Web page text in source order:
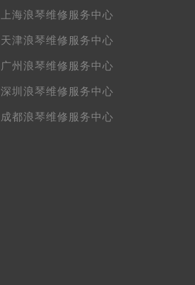
上海浪琴维修服务中心
天津浪琴维修服务中心
广州浪琴维修服务中心
深圳浪琴维修服务中心
成都浪琴维修服务中心